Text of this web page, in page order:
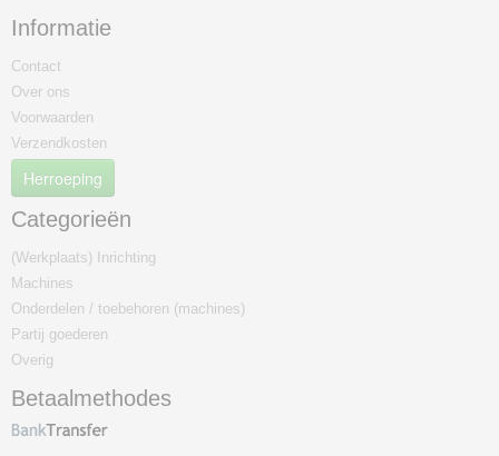
Informatie
Contact
Over ons
Voorwaarden
Verzendkosten
Herroeping
Categorieën
(Werkplaats) Inrichting
Machines
Onderdelen / toebehoren (machines)
Partij goederen
Overig
Betaalmethodes